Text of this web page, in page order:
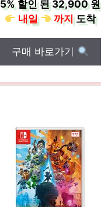
5%할인 된32,900 원
내일
까지도착
구매 바로가기